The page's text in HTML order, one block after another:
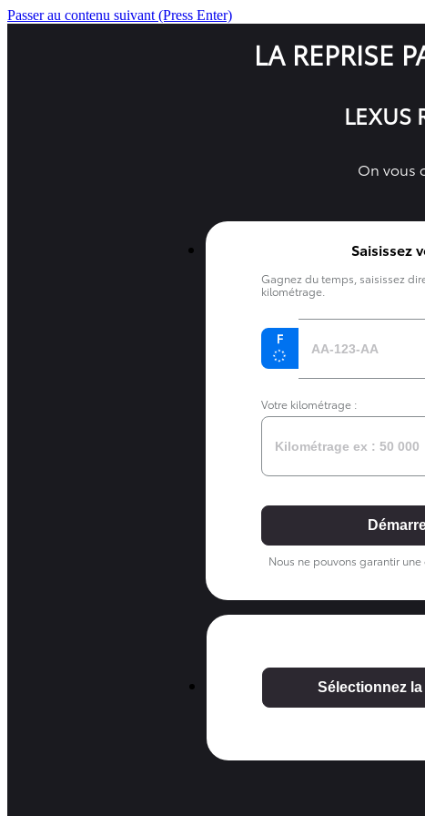
Passer au contenu suivant (Press Enter)
LA REPRISE
LEXUS
On vous
Saisissez
Gagnez du temps, saisissez
kilométrage.
Votre kilométrage :
Nous ne pouvons garantir
Sélectionnez